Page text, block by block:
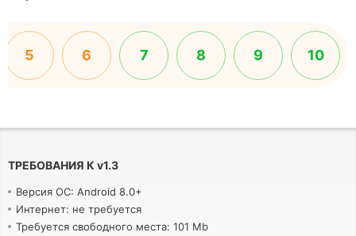
5 6 7 8 9 10
ТРЕБОВАНИЯ К v1.3
Версия ОС: Android 8.0+
Интернет: не требуется
Требуется свободного места: 101 Mb